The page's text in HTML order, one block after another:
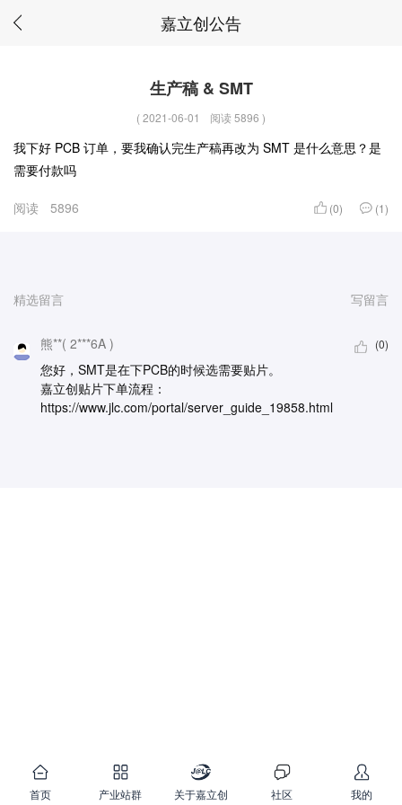
嘉立创公告
生产稿 & SMT
(2021-06-01 阅读 5896 )
我下好 PCB 订单，要我确认完生产稿再改为 SMT 是什么意思？是
需要付款吗
阅读 5896 (0) (1)
精选留言 写留言
熊**( 2***6A ) (0)
您好，SMT是在下PCB的时候选需要贴片。
嘉立创贴片下单流程：
https://www.jlc.com/portal/server_guide_19858.html
首页 产业站群 关于嘉立创 社区 我的